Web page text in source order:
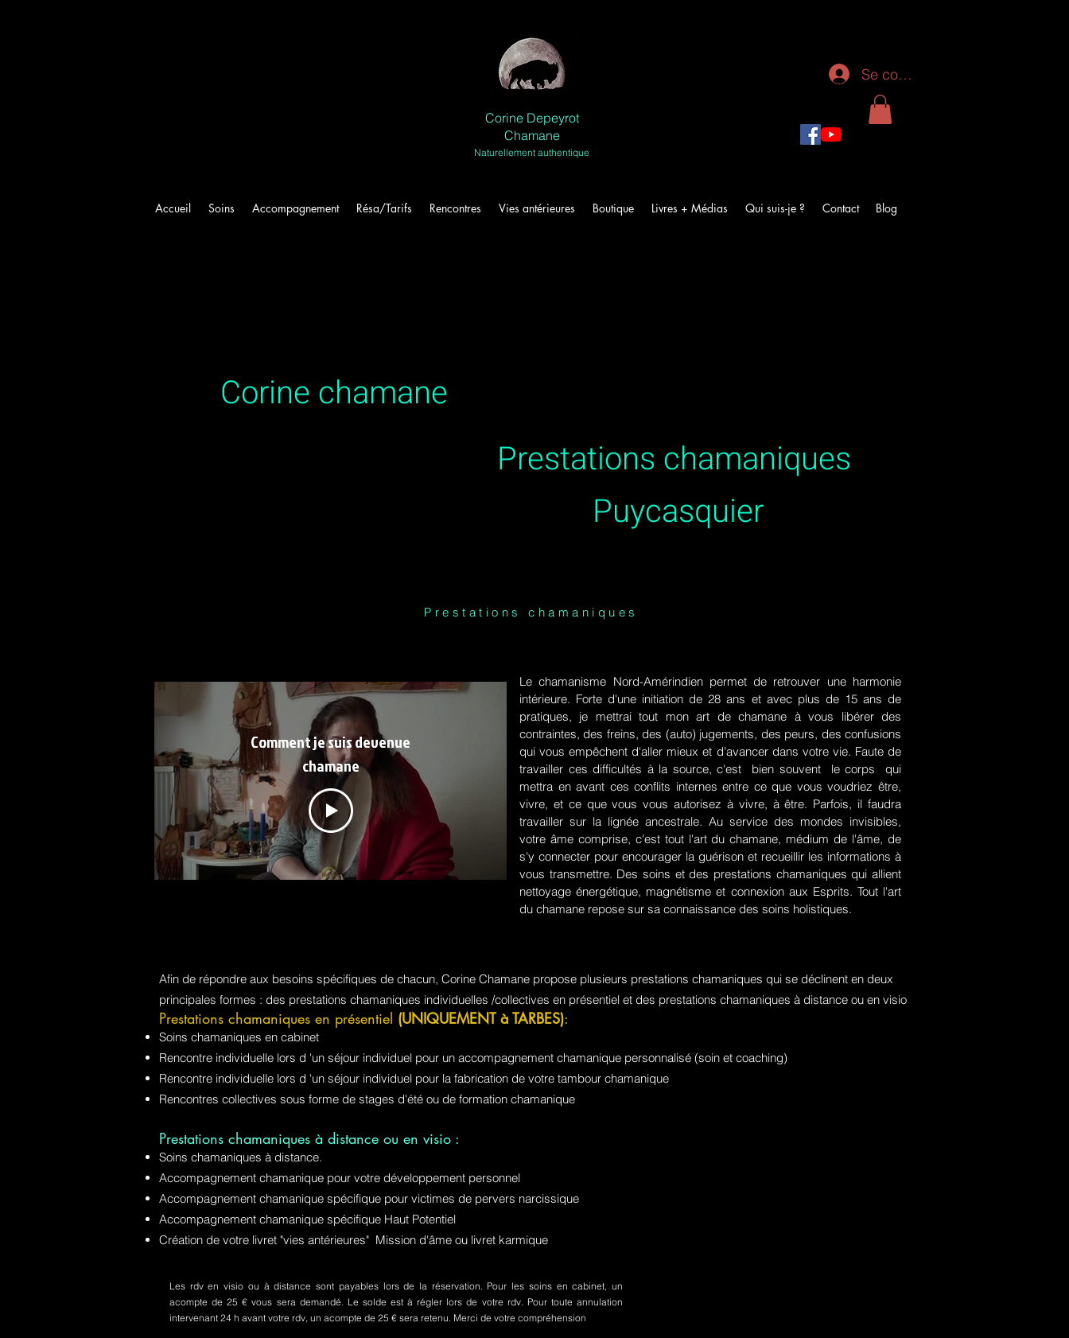
Corine Depeyrot
Chamane
Naturellement authentique
Se connecter
Accueil Soins Accompagnement Résa/Tarifs Rencontres Vies antérieures Boutique Livres + Médias Qui suis-je ? Contact Blog
Prestations chamaniques
Corine chamane
Puycasquier
Prestations chamaniques
Comment je suis devenue
chamane
Le chamanisme Nord-Amérindien permet de retrouver une harmonie
intérieure. Forte d'une initiation de 28 ans et avec plus de 15 ans de
pratiques, je mettrai tout mon art de chamane à vous libérer des
contraintes, des freins, des (auto) jugements, des peurs, des confusions
qui vous empêchent d'aller mieux et d'avancer dans votre vie. Faute de
travailler ces difficultés à la source, c'est bien souvent le corps qui
mettra en avant ces conflits internes entre ce que vous voudriez être,
vivre, et ce que vous vous autorisez à vivre, à être. Parfois, il faudra
travailler sur la lignée ancestrale. Au service des mondes invisibles,
votre âme comprise, c'est tout l'art du chamane, médium de l'âme, de
s'y connecter pour encourager la guérison et recueillir les informations à
vous transmettre. Des soins et des prestations chamaniques qui allient
nettoyage énergétique, magnétisme et connexion aux Esprits. Tout l'art
du chamane repose sur sa connaissance des soins holistiques.
Afin de répondre aux besoins spécifiques de chacun, Corine Chamane propose plusieurs prestations chamaniques qui se déclinent en deux
principales formes : des prestations chamaniques individuelles /collectives en présentiel et des prestations chamaniques à distance ou en visio
Prestations chamaniques en présentiel (UNIQUEMENT à TARBES):
Soins chamaniques en cabinet
Rencontre individuelle lors d 'un séjour individuel pour un accompagnement chamanique personnalisé (soin et coaching)
Rencontre individuelle lors d 'un séjour individuel pour la fabrication de votre tambour chamanique
Rencontres collectives sous forme de stages d'été ou de formation chamanique
Prestations chamaniques à distance ou en visio :
Soins chamaniques à distance.
Accompagnement chamanique pour votre développement personnel
Accompagnement chamanique spécifique pour victimes de pervers narcissique
Accompagnement chamanique spécifique Haut Potentiel
Création de votre livret "vies antérieures" Mission d'âme ou livret karmique
Les rdv en visio ou à distance sont payables lors de la réservation. Pour les soins en cabinet, un
acompte de 25 € vous sera demandé. Le solde est à régler lors de votre rdv. Pour toute annulation
intervenant 24 h avant votre rdv, un acompte de 25 € sera retenu. Merci de votre compréhension